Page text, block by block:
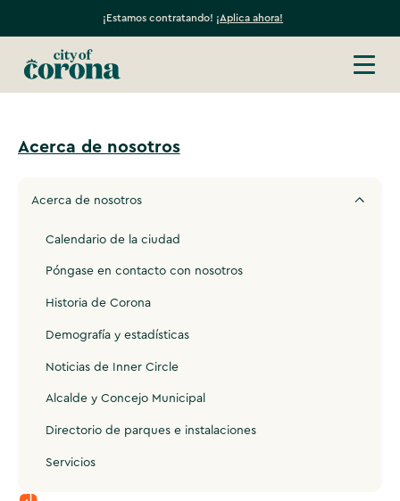
¡Estamos contratando! ¡Aplica ahora!
Acerca de nosotros
Acerca de nosotros
Calendario de la ciudad
Póngase en contacto con nosotros
Historia de Corona
Demografía y estadísticas
Noticias de Inner Circle
Alcalde y Concejo Municipal
Directorio de parques e instalaciones
Servicios